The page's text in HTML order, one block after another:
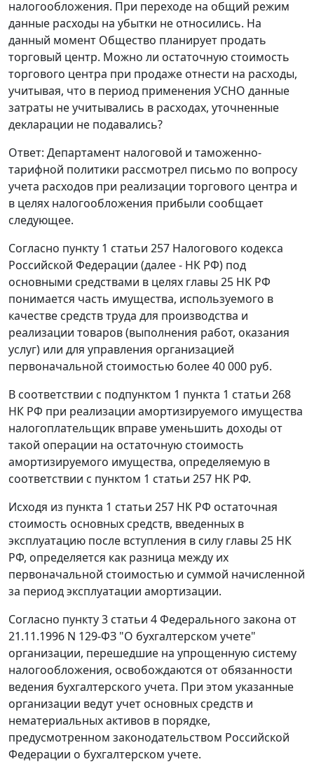
налогообложения. При переходе на общий режим
данные расходы на убытки не относились. На
данный момент Общество планирует продать
торговый центр. Можно ли остаточную стоимость
торгового центра при продаже отнести на расходы,
учитывая, что в период применения УСНО данные
затраты не учитывались в расходах, уточненные
декларации не подавались?
Ответ: Департамент налоговой и таможенно-
тарифной политики рассмотрел письмо по вопросу
учета расходов при реализации торгового центра и
в целях налогообложения прибыли сообщает
следующее.
Согласно пункту 1 статьи 257 Налогового кодекса
Российской Федерации (далее - НК РФ) под
основными средствами в целях главы 25 НК РФ
понимается часть имущества, используемого в
качестве средств труда для производства и
реализации товаров (выполнения работ, оказания
услуг) или для управления организацией
первоначальной стоимостью более 40 000 руб.
В соответствии с подпунктом 1 пункта 1 статьи 268
НК РФ при реализации амортизируемого имущества
налогоплательщик вправе уменьшить доходы от
такой операции на остаточную стоимость
амортизируемого имущества, определяемую в
соответствии с пунктом 1 статьи 257 НК РФ.
Исходя из пункта 1 статьи 257 НК РФ остаточная
стоимость основных средств, введенных в
эксплуатацию после вступления в силу главы 25 НК
РФ, определяется как разница между их
первоначальной стоимостью и суммой начисленной
за период эксплуатации амортизации.
Согласно пункту 3 статьи 4 Федерального закона от
21.11.1996 N 129-ФЗ "О бухгалтерском учете"
организации, перешедшие на упрощенную систему
налогообложения, освобождаются от обязанности
ведения бухгалтерского учета. При этом указанные
организации ведут учет основных средств и
нематериальных активов в порядке,
предусмотренном законодательством Российской
Федерации о бухгалтерском учете.